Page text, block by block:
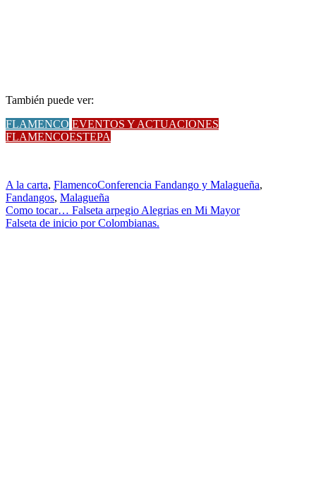
También puede ver:
FLAMENCO EVENTOS Y ACTUACIONES
FLAMENCOESTEPA
A la carta, FlamencoConferencia Fandango y Malagueña,
Fandangos, Malagueña
Navegación
de
Como tocar… Falseta arpegio Alegrias en Mi Mayor
Falseta de inicio por Colombianas.